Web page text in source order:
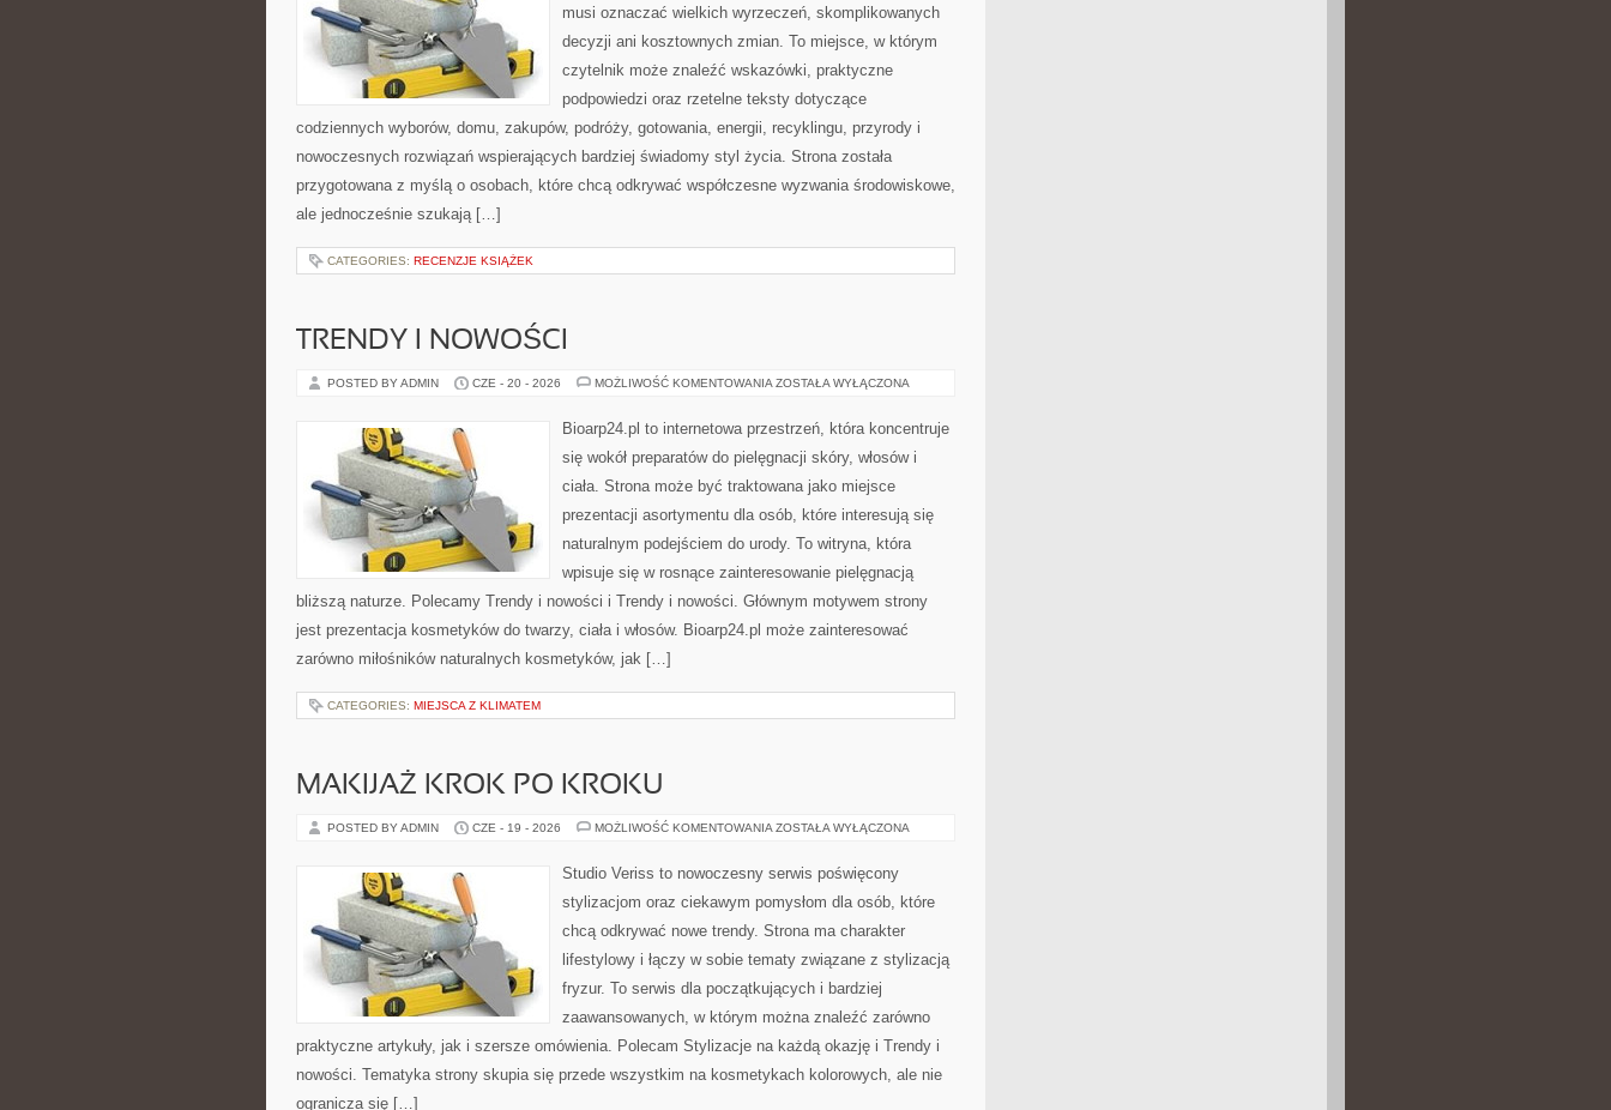
musi oznaczać wielkich wyrzeczeń, skomplikowanych
decyzji ani kosztownych zmian. To miejsce, w którym
czytelnik może znaleźć wskazówki, praktyczne
podpowiedzi oraz rzetelne teksty dotyczące
codziennych wyborów, domu, zakupów, podróży, gotowania, energii, recyklingu, przyrody i
nowoczesnych rozwiązań wspierających bardziej świadomy styl życia. Strona została
przygotowana z myślą o osobach, które chcą odkrywać współczesne wyzwania środowiskowe,
ale jednocześnie szukają […]
CATEGORIES: RECENZJE KSIĄŻEK
TRENDY I NOWOŚCI
POSTED BY ADMIN CZE - 20 - 2026 MOŻLIWOŚĆ KOMENTOWANIA TRENDY
ZOSTAŁA WYŁĄCZONA
Bioarp24.pl to internetowa przestrzeń, która koncentruje
się wokół preparatów do pielęgnacji skóry, włosów i
ciała. Strona może być traktowana jako miejsce
prezentacji asortymentu dla osób, które interesują się
naturalnym podejściem do urody. To witryna, która
wpisuje się w rosnące zainteresowanie pielęgnacją
bliższą naturze. Polecamy Trendy i nowości i Trendy i nowości. Głównym motywem strony
jest prezentacja kosmetyków do twarzy, ciała i włosów. Bioarp24.pl może zainteresować
zarówno miłośników naturalnych kosmetyków, jak […]
CATEGORIES: MIEJSCA Z KLIMATEM
MAKIJAŻ KROK PO KROKU
POSTED BY ADMIN CZE - 19 - 2026 MOŻLIWOŚĆ KOMENTOWANIA MAKIJAŻ
KROKU
ZOSTAŁA WYŁĄCZONA
Studio Veriss to nowoczesny serwis poświęcony
stylizacjom oraz ciekawym pomysłom dla osób, które
chcą odkrywać nowe trendy. Strona ma charakter
lifestylowy i łączy w sobie tematy związane z stylizacją
fryzur. To serwis dla początkujących i bardziej
zaawansowanych, w którym można znaleźć zarówno
praktyczne artykuły, jak i szersze omówienia. Polecam Stylizacje na każdą okazję i Trendy i
nowości. Tematyka strony skupia się przede wszystkim na kosmetykach kolorowych, ale nie
ogranicza się […]